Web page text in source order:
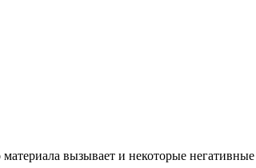
вызывает и некоторые